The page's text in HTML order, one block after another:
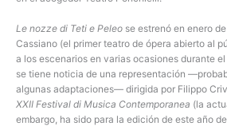
Le nozze di Teti e Peleo se estrenó en enero
Cassiano (el primer teatro de ópera abierto al
a los escenarios en varias ocasiones durante el
se tiene noticia de una representación
algunas adaptaciones— dirigida por Filippo
XXII Festival di Musica Contemporanea (la
embargo, ha sido para la edición de este año